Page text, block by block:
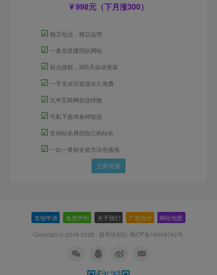
998元（下月涨300）
☑ 独立站点，独立运营
☑ 一条龙搭建同款网站
☑ 站点授权，365天自动更新
☑ 一手无水印资源永久免费
☑ 九年互联网创业经验
☑ 可私下咨询各种疑惑
☑ 支持站长再招自己的站长
☑ 一比一复制全套方法包落地
立即开通
友链申请 免责声明 关于我们 广告合作 网站地图
Copyright © 2018-2025 · 超哥轻创社 蜀ICP备18009742号